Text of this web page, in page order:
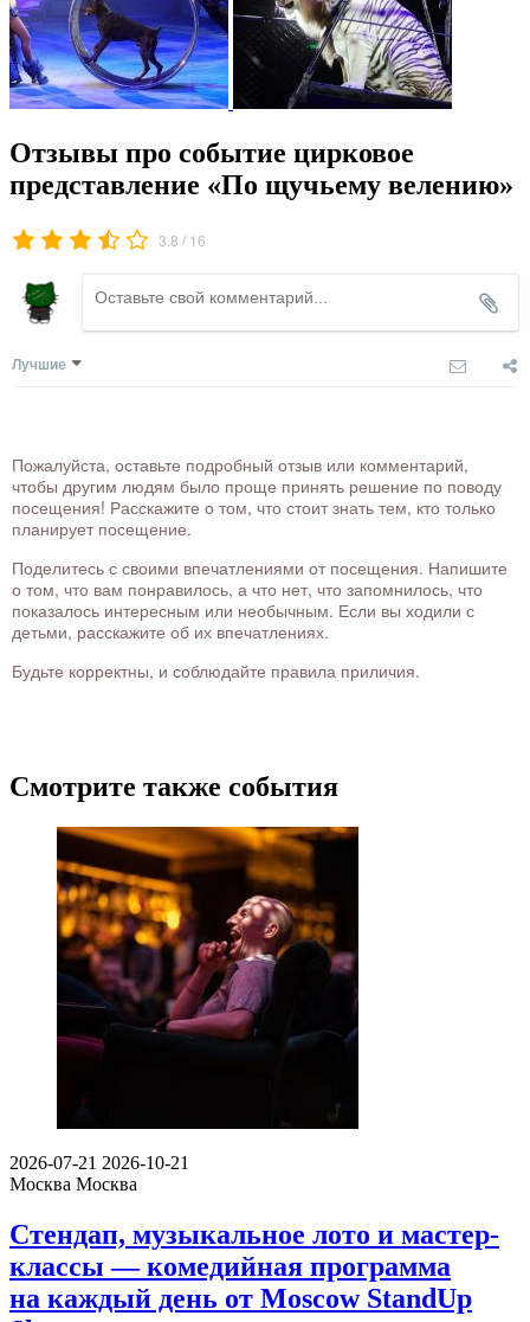
Отзывы про событие цирковое
представление «По щучьему велению»
3.8 / 16
Лучшие
Пожалуйста, оставьте подробный отзыв или комментарий,
чтобы другим людям было проще принять решение по поводу
посещения! Расскажите о том, что стоит знать тем, кто только
планирует посещение.
Поделитесь с своими впечатлениями от посещения. Напишите
о том, что вам понравилось, а что нет, что запомнилось, что
показалось интересным или необычным. Если вы ходили с
детьми, расскажите об их впечатлениях.
Будьте корректны, и соблюдайте правила приличия.
Смотрите также события
2026-07-21 2026-10-21
Москва Москва
Стендап, музыкальное лото и мастер-
классы — комедийная программа
на каждый день от Moscow StandUp